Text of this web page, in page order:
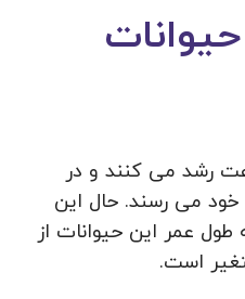
رشد می کنند و در
خود می رسند. حال این
عمر این حیوانات از